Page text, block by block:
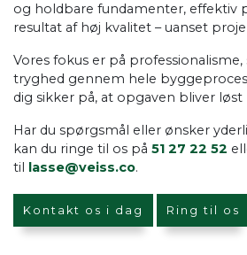
og holdbare fundamenter, effektiv
resultat af høj kvalitet – uanset
Vores fokus er på
tryghed gennem hele
dig sikker på, at opgaven bliver
Har du spørgsmål eller ønsker
kan du ringe til os på 51 27 22 52
til lasse@veiss.co.
Kontakt os i dag Ring til os